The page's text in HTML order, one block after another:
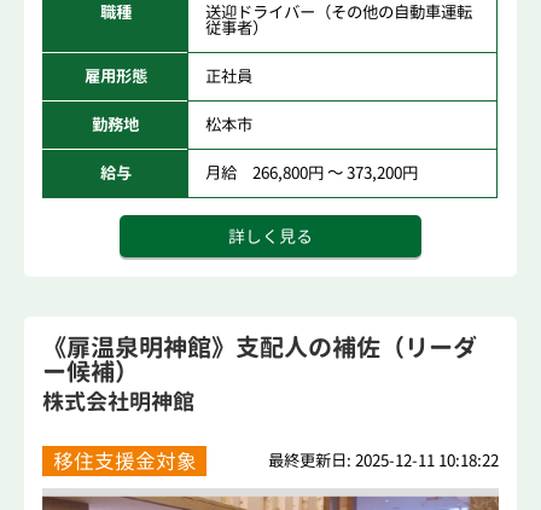
職種 送迎ドライバー（その他の自動車運転
従事者）
雇用形態 正社員
勤務地 松本市
給与 月給 266,800円 ～ 373,200円
詳しく見る
《扉温泉明神館》支配人の補佐（リーダ
ー候補）
株式会社明神館
移住支援金対象 最終更新日: 2025-12-11 10:18:22